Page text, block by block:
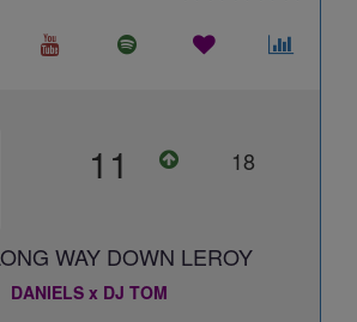
11 18
WAY DOWN LEROY
DANIELS x DJ TOM